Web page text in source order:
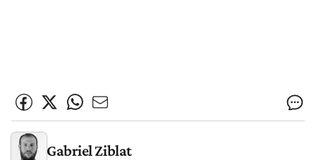
Gabriel Ziblat